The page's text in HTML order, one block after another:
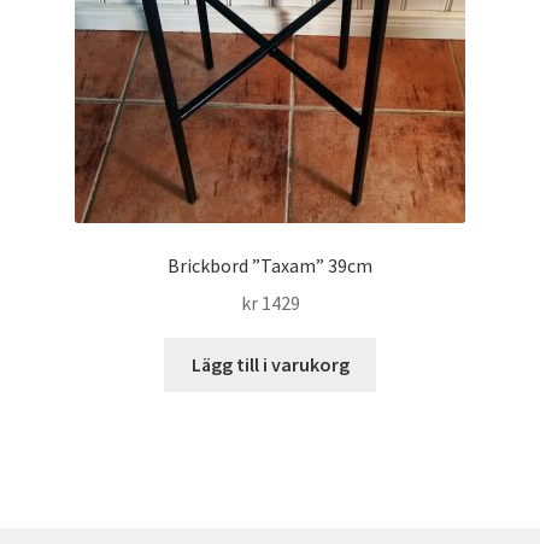
Brickbord ”Taxam” 39cm
kr1429
Lägg till i varukorg